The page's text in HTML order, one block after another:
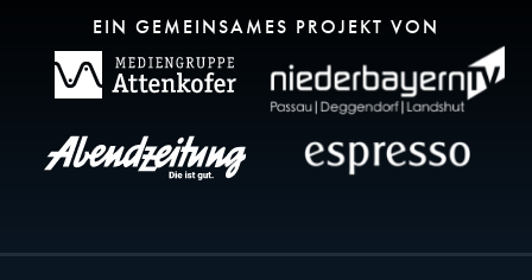
EIN GEMEINSAMES PROJEKT VON